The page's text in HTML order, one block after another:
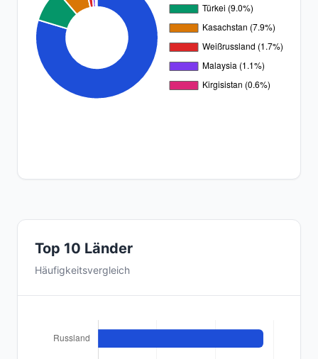
Top 10 Länder
Häufigkeitsvergleich